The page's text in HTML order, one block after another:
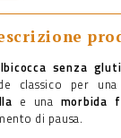
senza
classico per
e una morbida
di pausa.